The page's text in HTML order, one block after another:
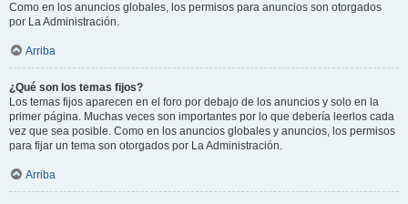
Como en los anuncios globales, los permisos para anuncios son otorgados
por La Administración.
Arriba
¿Qué son los temas fijos?
Los temas fijos aparecen en el foro por debajo de los anuncios y solo en la
primer página. Muchas veces son importantes por lo que debería leerlos cada
vez que sea posible. Como en los anuncios globales y anuncios, los permisos
para fijar un tema son otorgados por La Administración.
Arriba